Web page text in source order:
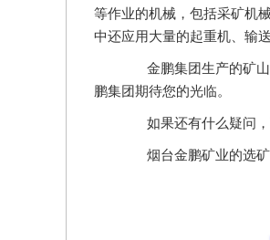
等作业的机械，包括采矿机
中还应用大量的起重机、输
金鹏集团生产的矿山
鹏集团期待您的光临。
如果还有什么疑问，
烟台金鹏矿业的选矿